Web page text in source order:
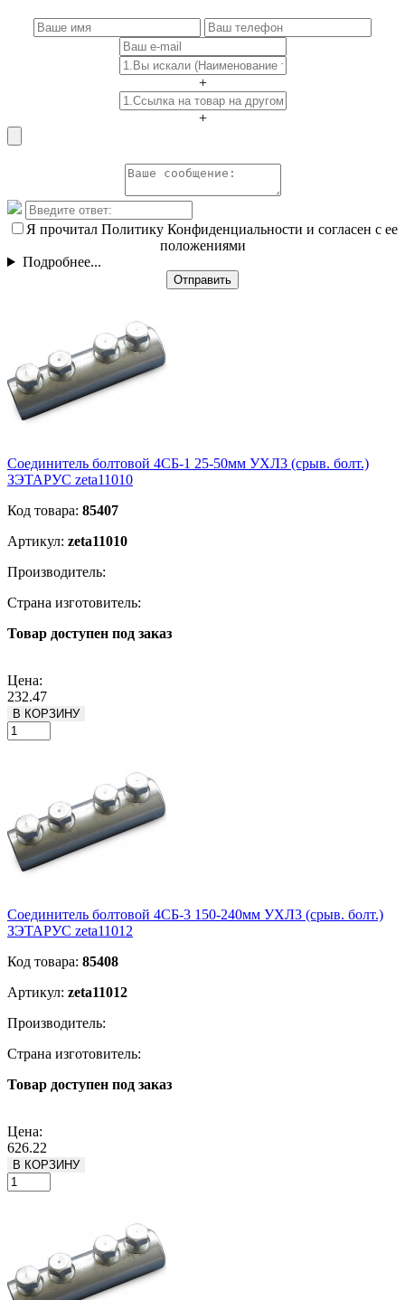
+
+
Я прочитал Политику Конфиденциальности и согласен с ее
положениями
Подробнее...
Отправить
Соединитель болтовой 4СБ-1 25-50мм УХЛ3 (срыв. болт.)
ЗЭТАРУС zeta11010
Код товара: 85407
Артикул: zeta11010
Производитель:
Страна изготовитель:
Товар доступен под заказ
Цена:
232.47
В КОРЗИНУ
Соединитель болтовой 4СБ-3 150-240мм УХЛ3 (срыв. болт.)
ЗЭТАРУС zeta11012
Код товара: 85408
Артикул: zeta11012
Производитель:
Страна изготовитель:
Товар доступен под заказ
Цена:
626.22
В КОРЗИНУ